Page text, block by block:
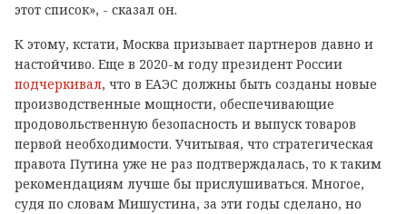
этот список», - сказал он.
К этому, кстати, Москва призывает партнеров давно и
настойчиво. Еще в 2020-м году президент России
подчеркивал, что в ЕАЭС должны быть созданы новые
производственные мощности, обеспечивающие
продовольственную безопасность и выпуск товаров
первой необходимости. Учитывая, что стратегическая
правота Путина уже не раз подтверждалась, то к таким
рекомендациям лучше бы прислушиваться. Многое,
судя по словам Мишустина, за эти годы сделано, но